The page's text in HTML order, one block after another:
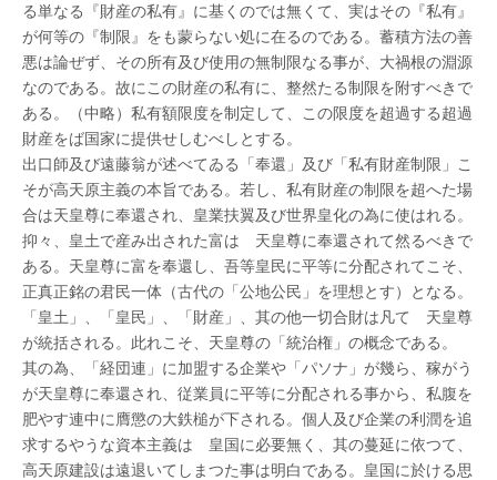
る単なる『財産の私有』に基くのでは無くて、実はその『私有』
が何等の『制限』をも蒙らない処に在るのである。蓄積方法の善
悪は論ぜず、その所有及び使用の無制限なる事が、大禍根の淵源
なのである。故にこの財産の私有に、整然たる制限を附すべきで
ある。（中略）私有額限度を制定して、この限度を超過する超過
財産をば国家に提供せしむべしとする。
出口師及び遠藤翁が述べてゐる「奉還」及び「私有財産制限」こ
そが高天原主義の本旨である。若し、私有財産の制限を超へた場
合は天皇尊に奉還され、皇業扶翼及び世界皇化の為に使はれる。
抑々、皇土で産み出された富は 天皇尊に奉還されて然るべきで
ある。天皇尊に富を奉還し、吾等皇民に平等に分配されてこそ、
正真正銘の君民一体（古代の「公地公民」を理想とす）となる。
「皇土」、「皇民」、「財産」、其の他一切合財は凡て 天皇尊
が統括される。此れこそ、天皇尊の「統治権」の概念である。
其の為、「経団連」に加盟する企業や「パソナ」が幾ら、稼がう
が天皇尊に奉還され、従業員に平等に分配される事から、私腹を
肥やす連中に膺懲の大鉄槌が下される。個人及び企業の利潤を追
求するやうな資本主義は 皇国に必要無く、其の蔓延に依つて、
高天原建設は遠退いてしまつた事は明白である。皇国に於ける思